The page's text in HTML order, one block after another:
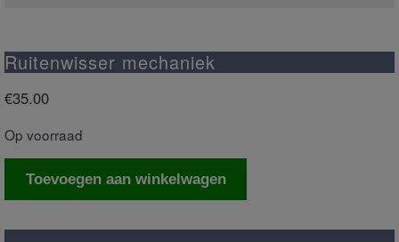
Ruitenwisser mechaniek
€35.00
Op voorraad
Ruitenwisser
Toevoegen aan winkelwagen